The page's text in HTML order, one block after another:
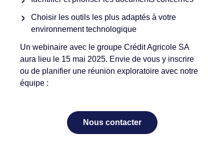
Choisir les outils les plus adaptés à votre
environnement technologique
Un webinaire avec le groupe Crédit Agricole SA
aura lieu le 15 mai 2025. Envie de vous y inscrire
ou de planifier une réunion exploratoire avec notre
équipe :
Nous contacter